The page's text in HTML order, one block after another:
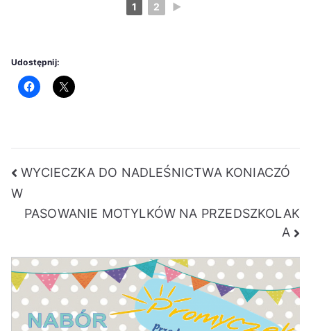
1 2 ►
Udostępnij:
Nawigacja
wpisu
WYCIECZKA DO NADLEŚNICTWA KONIACZÓ
W
PASOWANIE MOTYLKÓW NA PRZEDSZKOLAK
A